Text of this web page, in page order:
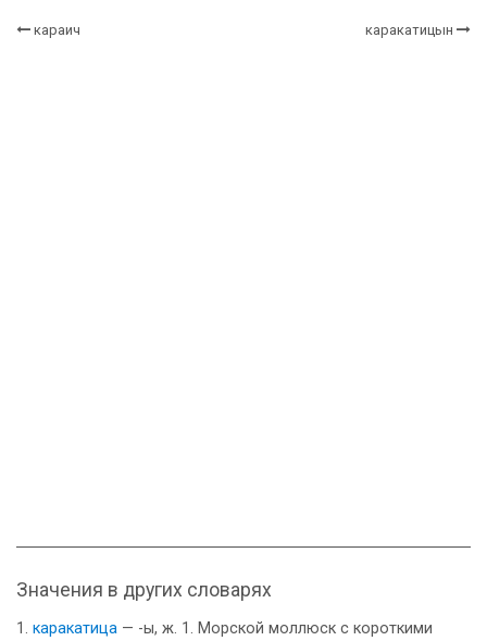
караич каракатицын
Значения в других словарях
каракатица — -ы, ж. 1. Морской моллюск с короткими